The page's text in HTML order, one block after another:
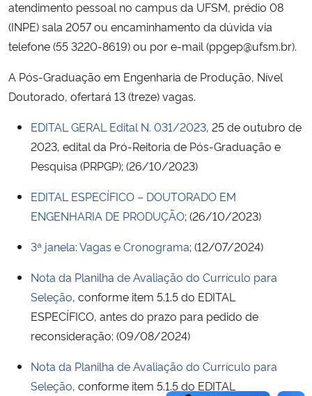
Secretaria de Governo
Advocacia-Geral da União
atendimento pessoal no campus da UFSM, prédio 08
(INPE) sala 2057 ou encaminhamento da dúvida via
telefone (55 3220-8619) ou por e-mail (ppgep@ufsm.br).
A Pós-Graduação em Engenharia de Produção, Nível
Doutorado, ofertará 13 (treze) vagas.
EDITAL GERAL Edital N. 031/2023, 25 de outubro de
2023, edital da Pró-Reitoria de Pós-Graduação e
Pesquisa (PRPGP); (26/10/2023)
EDITAL ESPECÍFICO – DOUTORADO EM
ENGENHARIA DE PRODUÇÃO; (26/10/2023)
3ª janela: Vagas e Cronograma; (12/07/2024)
Nota da Planilha de Avaliação do Currículo para
Seleção, conforme item 5.1.5 do EDITAL
ESPECÍFICO, antes do prazo para pedido de
reconsideração; (09/08/2024)
Nota da Planilha de Avaliação do Currículo para
Seleção, conforme item 5.1.5 do EDITAL